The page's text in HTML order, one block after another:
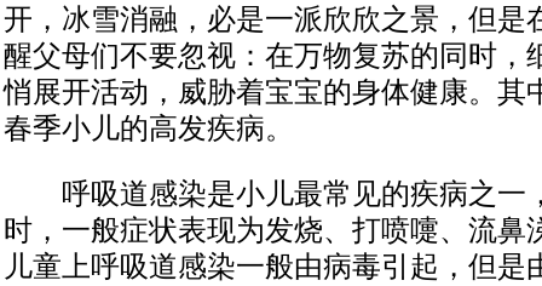
开，冰雪消融，必是一派欣欣之景，但是
醒父母们不要忽视：在万物复苏的同时，
悄展开活动，威胁着宝宝的身体健康。其
春季小儿的高发疾病。
呼吸道感染是小儿最常见的疾病之一
时，一般症状表现为发烧、打喷嚏、流鼻
儿童上呼吸道感染一般由病毒引起，但是